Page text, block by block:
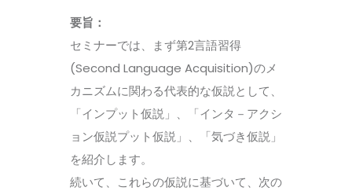
要旨：
セミナーでは、まず第2言語習得
(Second Language Acquisition)のメ
カニズムに関わる代表的な仮説として、
「インプット仮説」、「インタ－アクシ
ョン仮説プット仮説」、「気づき仮説」
を紹介します。
続いて、これらの仮説に基づいて、次の